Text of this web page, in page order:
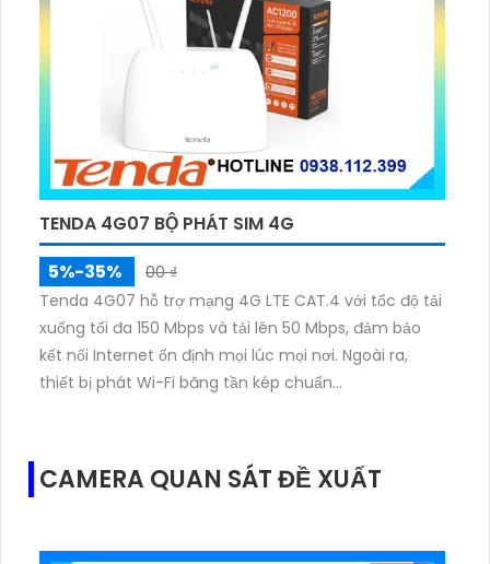
TENDA 4G07 BỘ PHÁT SIM 4G
5%-35%
00 ₫
Tenda 4G07 hỗ trợ mạng 4G LTE CAT.4 với tốc độ tải
xuống tối đa 150 Mbps và tải lên 50 Mbps, đảm bảo
kết nối Internet ổn định mọi lúc mọi nơi. Ngoài ra,
thiết bị phát Wi-Fi băng tần kép chuẩn
CAMERA QUAN SÁT ĐỀ XUẤT